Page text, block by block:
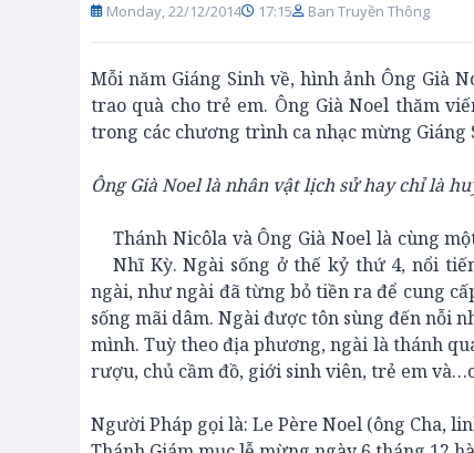
Monday, 22/12/2014 17:15 Ban Truyền Thông
Mỗi năm Giáng Sinh về, hình ảnh Ông Già
trao quà cho trẻ em. Ông Già Noel thăm
trong các chương trình ca nhạc mừng Giáng
Ông Già Noel là nhân vật lịch sử hay chỉ là
Thánh Nicôla và Ông Già Noel là cùng
Nhĩ Kỳ. Ngài sống ở thế kỷ thứ 4, nổi
ngài, như ngài đã từng bỏ tiền ra để cung
sống mãi dâm. Ngài được tôn sùng đến nỗi
mình. Tuỳ theo địa phương, ngài là thánh
rượu, chủ cầm đồ, giới sinh viên, trẻ em
Người Pháp gọi là: Le Père Noel (ông Cha,